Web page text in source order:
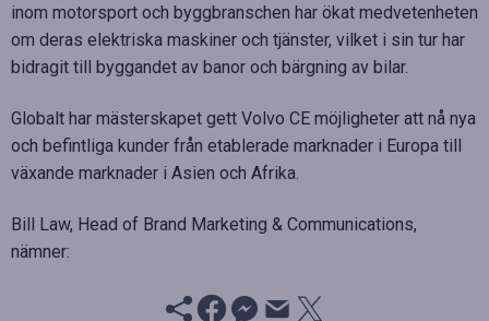
inom motorsport och byggbranschen har ökat medvetenheten
om deras elektriska maskiner och tjänster, vilket i sin tur har
bidragit till byggandet av banor och bärgning av bilar.
Globalt har mästerskapet gett Volvo CE möjligheter att nå nya
och befintliga kunder från etablerade marknader i Europa till
växande marknader i Asien och Afrika.
Bill Law, Head of Brand Marketing & Communications,
nämner: